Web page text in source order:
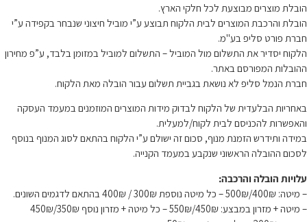
הובלת מוצרים מבוצעת לכל חלקי הארץ.
הובלת והרכבת המוצרים לבית הלקוח תבוצע ע”י מוביל חיצוני שנבחר בקפידה ע”י
חברת פורט סליפ בע"מ.
הלקוח יסדיר את התשלום מול המוביל – התשלום למוביל במזומן בלבד, ע”פ מחירון
ההובלות המפורסם באתר.
חברת הנמל סליפ לא נושאת בגביית תשלום עבור הובלה מאת הלקוח.
באחריות הבלעדית של הלקוח לבדוק מידות המוצרים המוזמנים במעמד העסקה
והאפשרות להכניסם לבית לקוח/למעלית.
במידה ותידרש הזמנת מנוף, סכום זה ישולם ע”י הלקוח בהתאם לסוג המנוף בנוסף
לסכום ההובלה הראשוני שנקבע במעמד הקנייה.
עלויות הובלה והרכבה:
– מיטה: 400₪/500₪ – כל מיטה נוספת 300₪ / 400₪ בהתאם לדגמים השונים.
– מיטה + מזרון במבצע: 450₪/550₪ – כל מיטה + מזרון נוסף 350₪/450₪